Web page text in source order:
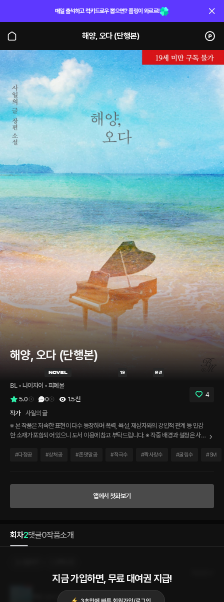
매일 출석하고 럭키드로우 뽑으면? 플링이 와르르!
해양, 오다 (단행본)
해양, 오다 (단행본)
BL • 나이차이 • 피폐물
5.0
0 1.5천
4
작가
사일의 글
※ 본 작품은 저속한 표현이 다수 등장하며 폭력, 욕설, 제삼자와의 강압적 관계 등 민감
한 소재가 포함되어 있으니 도서 이용에 참고 부탁드립니다. ※ 작중 배경과 설정은 사실
관련이 없음을 밝힙니다. 일찍 부모님을 여의고 형에게 학대받으며 자란 해양은 힘든 상
해양은 형 몰래 연주회에 나갈 준비를 하고, 우연찮게 그곳에서 은안을 만난다. 대표님은
그런 나를 바라보다 내 어깨를 잡고선 일으켜 세워 줬다. 그러곤 흙이 묻은 무릎을 털어
락을 쳐다봤다. 내 착각인 걸 수도 있겠지만 괜스레 이런 태도가 안 좋아 보였을 거 같아
서 꼼지락거리던 걸 멈추고 단정하게 손을 모았다. 그제야 대표님은 다시 내 눈에 시선을
#다정공 #상처공 #존댓말공 #적극수 #짝사랑수 #굴림수 #SM
앱에서 첫화보기
회차2댓글0작품소개
지금 가입하면, 무료 대여권 지급!
해양, 오다 2권 (완결)